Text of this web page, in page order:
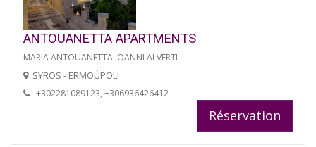
ANTOUANETTA APARTMENTS
MARIA ANTOUANETTA IOANNI ALVERTI
SYROS - ERMOÚPOLI
+302281089123, +306936426412
Réservation